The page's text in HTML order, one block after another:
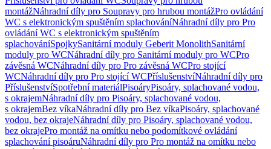
montážNáhradní díly pro Soupravy pro hrubou montážPro ovládání
WC s elektronickým spuštěním splachováníNáhradní díly pro Pro
ovládání WC s elektronickým spuštěním
splachováníSpojkySanitární moduly Geberit MonolithSanitární
moduly pro WCNáhradní díly pro Sanitární moduly pro WCPro
závěsná WCNáhradní díly pro Pro závěsná WCPro stojící
WCNáhradní díly pro Pro stojící WCPříslušenstvíNáhradní díly pro
PříslušenstvíSpotřební materiálPisoáryPisoáry, splachované vodou,
s okrajemNáhradní díly pro Pisoáry, splachované vodou,
s okrajemBez víkaNáhradní díly pro Bez víkaPisoáry, splachované
vodou, bez okrajeNáhradní díly pro Pisoáry, splachované vodou,
bez okrajePro montáž na omítku nebo podomítkové ovládání
splachování pisoáruNáhradní díly pro Pro montáž na omítku nebo